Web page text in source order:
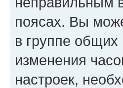
поясах. Вы
в группе общих
изменения
настроек,